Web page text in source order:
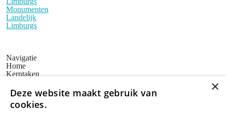
Monumenten
Landelijk
Limburgs
Navigatie
Home
Kerntaken
Erfgoedbeleid
Steunpunten
Bezoekadres
×
Deze website maakt gebruik van
cookies.